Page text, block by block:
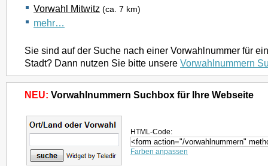
Vorwahl Mitwitz (ca. 7 km)
mehr…
Sie sind auf der Suche nach einer Vorwahlnummer für
Stadt? Dann nutzen Sie bitte unsere Vorwahlnummern
NEU: Vorwahlnummern Suchbox für Ihre Webseite
HTML-Code:
Farben anpassen